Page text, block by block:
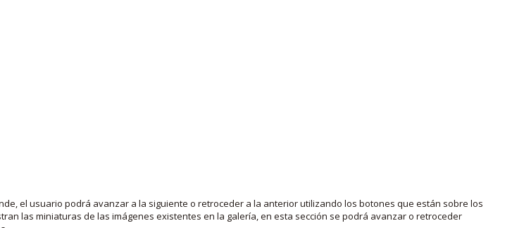
el usuario podrá avanzar a la siguiente o retroceder a la anterior utilizando los botones que están sobre los
las miniaturas de las imágenes existentes en la galería, en esta sección se podrá avanzar o retroceder